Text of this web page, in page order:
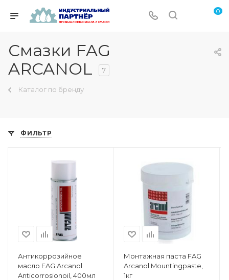
0
Смазки FAG
ARCANOL
7
Каталог по бренду
ФИЛЬТР
Антикоррозийное
масло FAG Arcanol
Anticorrosionoil, 400мл
Монтажная паста FAG
Arcanol Mountingpaste,
1кг